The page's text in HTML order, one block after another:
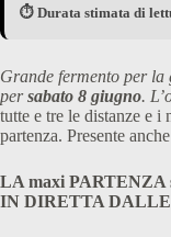
⏱️ Durata stimata di
Grande fermento per
persabato 8 giugno.
tutte e tre le distanze e
partenza. Presente
LA maxi PARTENZA
IN DIRETTA